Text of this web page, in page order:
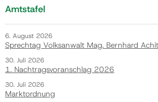
Amtstafel
6. August 2026
Sprechtag Volksanwalt Mag. Bernhard
30. Juli 2026
1. Nachtragsvoranschlag 2026
30. Juli 2026
Marktordnung